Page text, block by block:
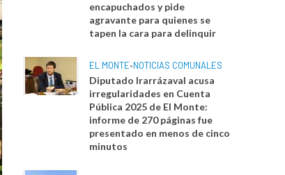
encapuchados y pide
agravante para quienes se
tapen la cara para delinquir
EL MONTE•NOTICIAS COMUNALES
Diputado Irarrázaval acusa
irregularidades en Cuenta
Pública 2025 de El Monte:
informe de 270 páginas fue
presentado en menos de cinco
minutos